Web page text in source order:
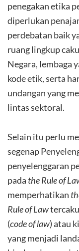
penegakan etika
diperlukan
perdebatan baik
ruang lingkup
Negara, lembaga
kode etik, serta
undangan yang
lintas sektoral.
Selain itu perlu
segenap
penyelenggaran
pada the Rule of
memperhatikan
Rule of Law
(code of law) atau
yang menjadi